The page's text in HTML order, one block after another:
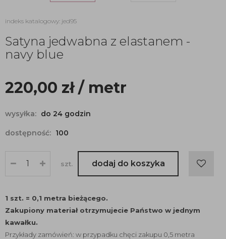
indeks katalogowy: jed95
Satyna jedwabna z elastanem -
navy blue
220,00 zł/ metr
wysyłka: do 24 godzin
dostępność: 100
szt. dodaj do koszyka
1 szt. = 0,1 metra bieżącego.
Zakupiony materiał otrzymujecie Państwo w jednym
kawałku.
Przykłady zamówień: w przypadku chęci zakupu 0,5 metra